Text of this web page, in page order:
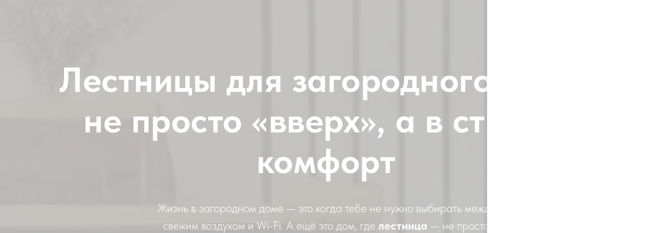
Лестницы для загородного дома:
не просто «вверх», а в стиль и
комфорт
Жизнь в загородном доме — это когда тебе не нужно выбирать между
свежим воздухом и Wi-Fi. А ещё это дом, где лестница — не просто